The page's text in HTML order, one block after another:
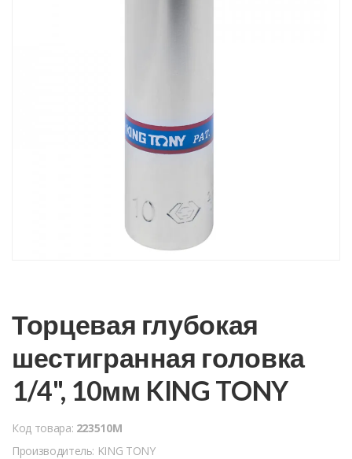
Торцевая глубокая
шестигранная головка
1/4", 10мм KING TONY
Код товара: 223510M
Производитель: KING TONY